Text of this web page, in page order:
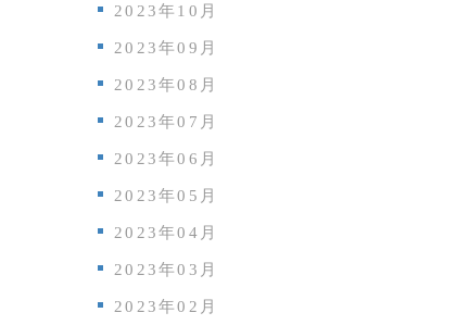
2023年10月
2023年09月
2023年08月
2023年07月
2023年06月
2023年05月
2023年04月
2023年03月
2023年02月